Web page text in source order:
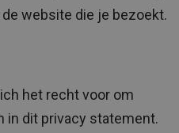
website die je bezoekt.
het recht voor om
in dit privacy statement.